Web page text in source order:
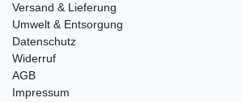
Versand & Lieferung
Umwelt & Entsorgung
Datenschutz
Widerruf
AGB
Impressum